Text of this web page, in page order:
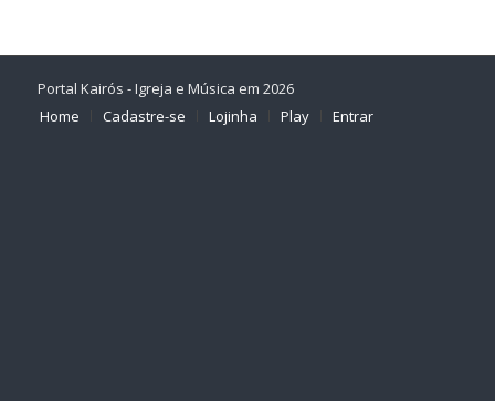
Portal Kairós - Igreja e Música em 2026
Home
Cadastre-se Lojinha Play Entrar